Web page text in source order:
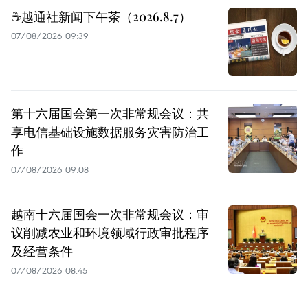
☕️越通社新闻下午茶（2026.8.7）
07/08/2026 09:39
第十六届国会第一次非常规会议：共
享电信基础设施数据服务灾害防治工
作
07/08/2026 09:08
越南十六届国会一次非常规会议：审
议削减农业和环境领域行政审批程序
及经营条件
07/08/2026 08:45